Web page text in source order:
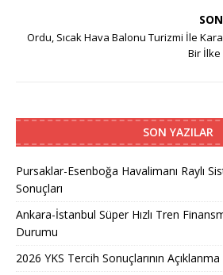
Ordu, Sıcak Hava Balonu Turizmi İle
Bir İlke
SON YAZILAR
Pursaklar-Esenboğa Havalimanı Raylı
Sonuçları
Ankara-İstanbul Süper Hızlı Tren
Durumu
2026 YKS Tercih Sonuçlarının